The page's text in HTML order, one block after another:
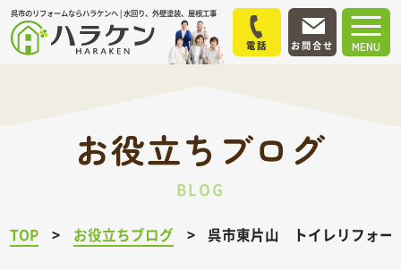
呉市のリフォームならハラケンへ | 水回り、外壁塗装、屋根工事
MENU
電話 お問合せ
お役立ちブログ
BLOG
TOP お役立ちブログ 呉市東片山 トイレリフォ